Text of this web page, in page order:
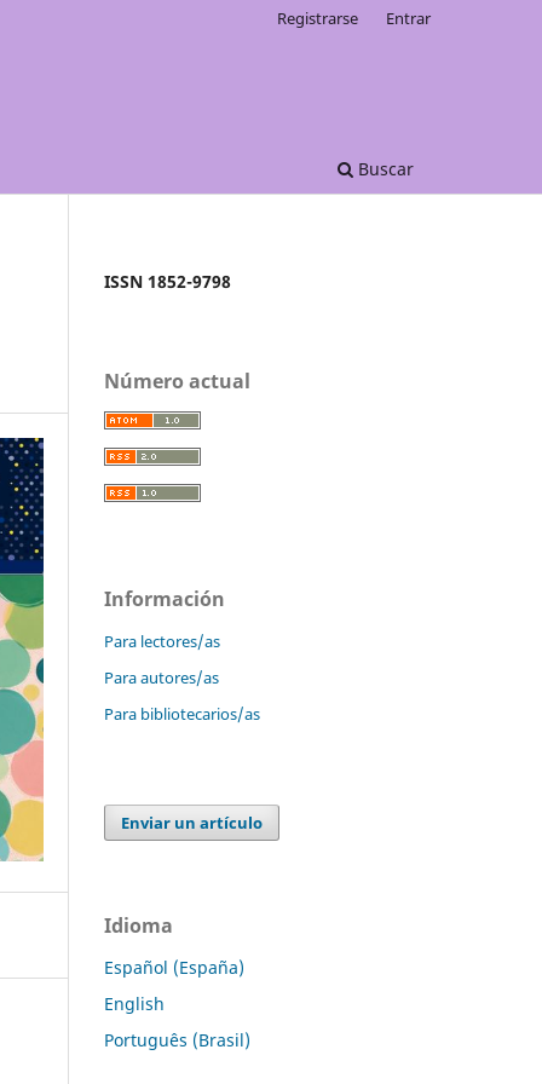
Buscar
Registrarse Entrar
ISSN 1852-9798
Número actual
Información
Para lectores/as
Para autores/as
Para bibliotecarios/as
Enviar un artículo
Idioma
Español (España)
English
Português (Brasil)